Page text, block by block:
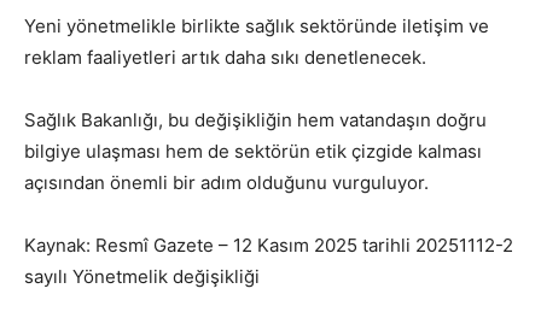
Yeni yönetmelikle birlikte sağlık sektöründe iletişim ve
reklam faaliyetleri artık daha sıkı denetlenecek.
Sağlık Bakanlığı, bu değişikliğin hem vatandaşın doğru
bilgiye ulaşması hem de sektörün etik çizgide kalması
açısından önemli bir adım olduğunu vurguluyor.
Kaynak: Resmî Gazete – 12 Kasım 2025 tarihli 20251112-2
sayılı Yönetmelik değişikliği